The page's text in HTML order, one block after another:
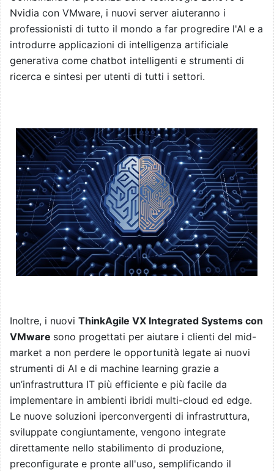
Nvidia con VMware, i nuovi server aiuteranno i
professionisti di tutto il mondo a far progredire l'AI e a
introdurre applicazioni di intelligenza artificiale
generativa come chatbot intelligenti e strumenti di
ricerca e sintesi per utenti di tutti i settori.
Inoltre, i nuovi ThinkAgile VX Integrated Systems con
VMware sono progettati per aiutare i clienti del mid-
market a non perdere le opportunità legate ai nuovi
strumenti di AI e di machine learning grazie a
un’infrastruttura IT più efficiente e più facile da
implementare in ambienti ibridi multi-cloud ed edge.
Le nuove soluzioni iperconvergenti di infrastruttura,
sviluppate congiuntamente, vengono integrate
direttamente nello stabilimento di produzione,
preconfigurate e pronte all'uso, semplificando il